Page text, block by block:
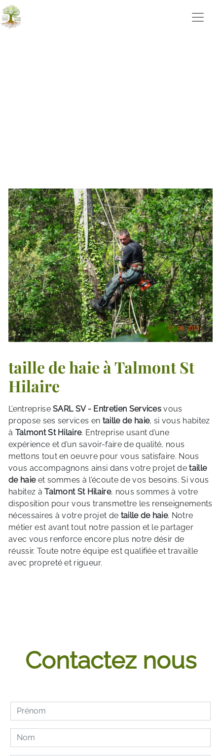
taille de haie à Talmont St
Hilaire
L’entrepriseSARL SV - Entretien Services vous
propose ses services en taille de haie, si vous habitez
à Talmont St Hilaire. Entreprise usant d’une
expérience et d’un savoir-faire de qualité, nous
mettons tout en oeuvre pour vous satisfaire. Nous
vous accompagnons ainsi dans votre projet detaille
de haieet sommes à l’écoute de vos besoins. Si vous
habitez àTalmont St Hilaire, nous sommes à votre
disposition pour vous transmettre les renseignements
nécessaires à votre projet de taille de haie. Notre
métier est avant tout notre passion et le partager
avec vous renforce encore plus notre désir de
réussir. Toute notre équipe est qualifiée et travaille
avec propreté et rigueur.
Contactez nous